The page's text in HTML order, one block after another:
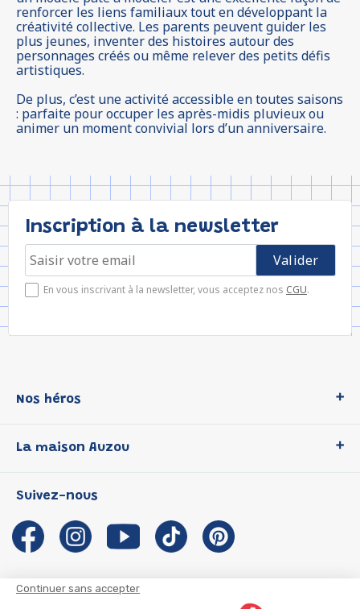
Continuer sans accepter
renforcer les liens familiaux tout en développant la
créativité collective. Les parents peuvent guider les
plus jeunes, inventer des histoires autour des
personnages créés ou même relever des petits défis
artistiques.
De plus, c’est une activité accessible en toutes saisons
: parfaite pour occuper les après-midis pluvieux ou
animer un moment convivial lors d’un anniversaire.
Inscription à la newsletter
En vous inscrivant à la newsletter, vous acceptez nos CGU.
Nos héros
P'tit Loup
Les Influenceuses
Migali
Petite Taupe
La maison Auzou
Notre histoire
Auzou s'engage
Auteurs et illustrateurs Auzou
Suivez-nous